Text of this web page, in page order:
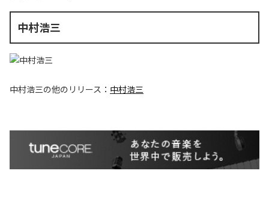
中村浩三
中村浩三の他のリリース： 中村浩三